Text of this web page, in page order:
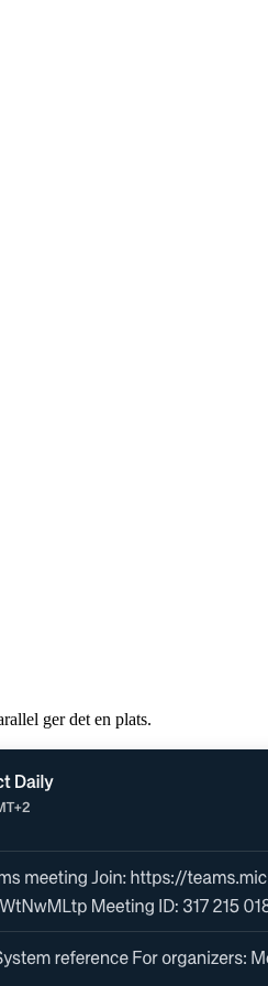
ger det en plats.